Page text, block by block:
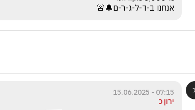
אנחנו ב-ד-ל-ג-ר-ם🔔🚨
07:15 - 15.06.2025
ירון כ